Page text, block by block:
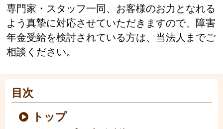
専門家・スタッフ一同、お客様のお力となれる
よう真摯に対応させていただきますので、障害
年金受給を検討されている方は、当法人までご
相談ください。
目次
トップ